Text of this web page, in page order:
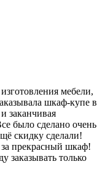
мебели,
шкаф-купе в
заканчивая
было сделано очень
скидку сделали!
за прекрасный шкаф!
заказывать только